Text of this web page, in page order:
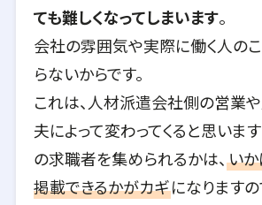
ても難しくなってしまいます。
会社の雰囲気や実際に働く人の
らないからです。
これは、人材派遣会社側の営業
夫によって変わってくると思いま
の求職者を集められるかは、 いか
掲載できるかがカギになりますの